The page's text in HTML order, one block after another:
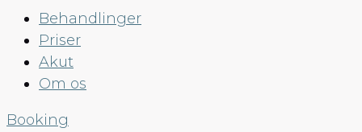
Behandlinger
Priser
Akut
Om os
Booking